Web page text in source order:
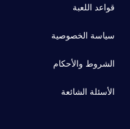
قواعد اللعبة
سياسة الخصوصية
الشروط والأحكام
الأسئلة الشائعة